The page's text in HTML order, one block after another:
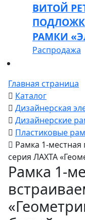
ВИТОЙ
РАМКИ
Распродажа
Главная страница
Каталог
Дизайнерская
Дизайнерские
Пластиковые
Рамка 1-местная
серия ЛАХТА
Рамка 1-